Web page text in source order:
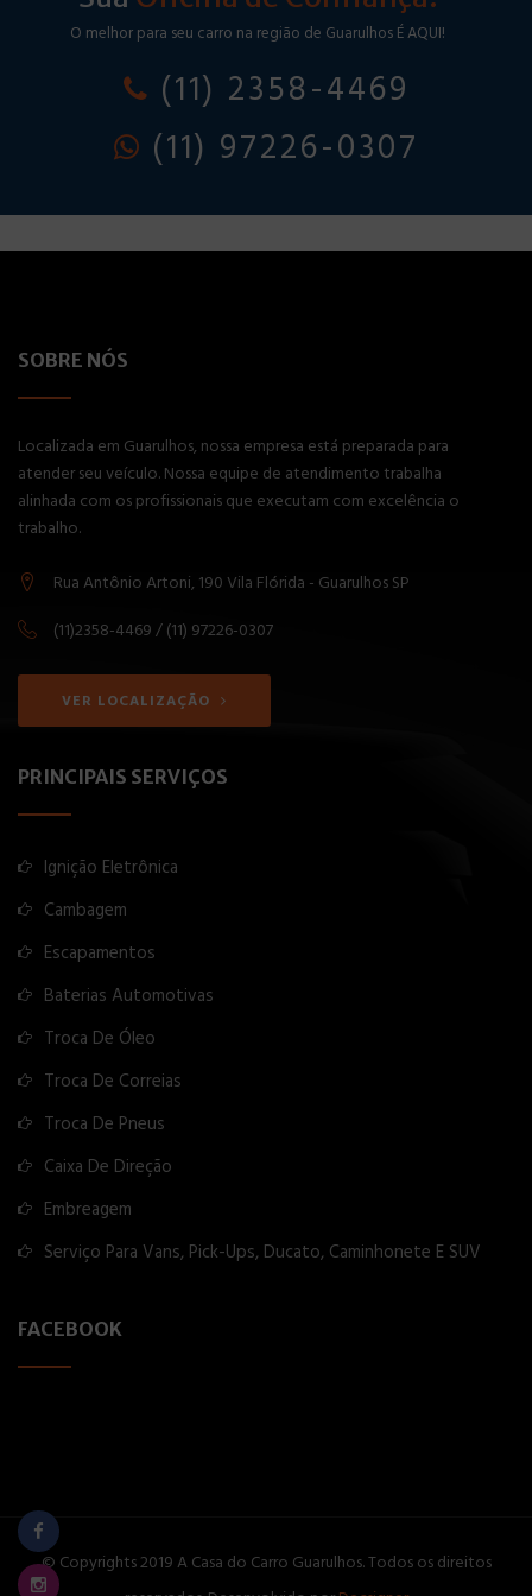
O melhor para seu carro na região de Guarulhos É AQUI!
(11) 2358-4469
(11) 97226-0307
SOBRE NÓS
Localizada em Guarulhos, nossa empresa está preparada para
atender seu veículo. Nossa equipe de atendimento trabalha
alinhada com os profissionais que executam com excelência o
trabalho.
Rua Antônio Artoni, 190 Vila Flórida - Guarulhos SP
(11)2358-4469 / (11) 97226-0307
VER LOCALIZAÇÃO
PRINCIPAIS SERVIÇOS
Ignição Eletrônica
Cambagem
Escapamentos
Baterias Automotivas
Troca De Óleo
Troca De Correias
Troca De Pneus
Caixa De Direção
Embreagem
Serviço Para Vans, Pick-Ups, Ducato, Caminhonete E SUV
FACEBOOK
© Copyrights 2019 A Casa do Carro Guarulhos. Todos os direitos